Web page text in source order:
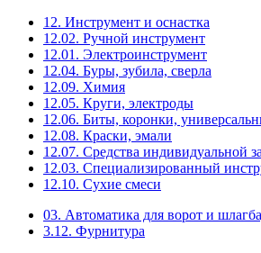
12. Инструмент и оснастка
12.02. Ручной инструмент
12.01. Электроинструмент
12.04. Буры, зубила, сверла
12.09. Химия
12.05. Круги, электроды
12.06. Биты, коронки,
12.08. Краски, эмали
12.07. Средства индивидуальной
12.03. Специализированный
12.10. Сухие смеси
03. Автоматика для ворот и
3.12. Фурнитура